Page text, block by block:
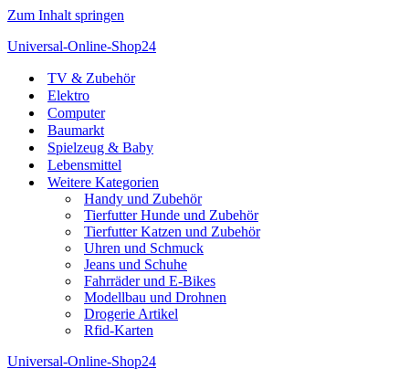
Zum Inhalt springen
Universal-Online-Shop24
TV & Zubehör
Elektro
Computer
Baumarkt
Spielzeug & Baby
Lebensmittel
Weitere Kategorien
Handy und Zubehör
Tierfutter Hunde und Zubehör
Tierfutter Katzen und Zubehör
Uhren und Schmuck
Jeans und Schuhe
Fahrräder und E-Bikes
Modellbau und Drohnen
Drogerie Artikel
Rfid-Karten
Universal-Online-Shop24